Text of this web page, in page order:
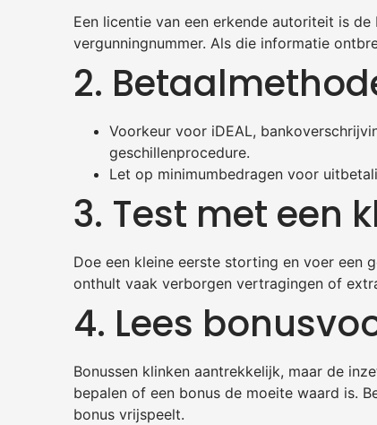
Een licentie van een erkende autoriteit is
vergunningnummer. Als die informatie
2.
Voorkeur voor iDEAL,
geschillenprocedure.
Let op minimumbedragen voor
3. Test met een
Doe een kleine eerste storting en voer een
onthult vaak verborgen vertragingen of
4. Lees
Bonussen klinken aantrekkelijk, maar de
bepalen of een bonus de moeite waard is.
bonus vrijspeelt.